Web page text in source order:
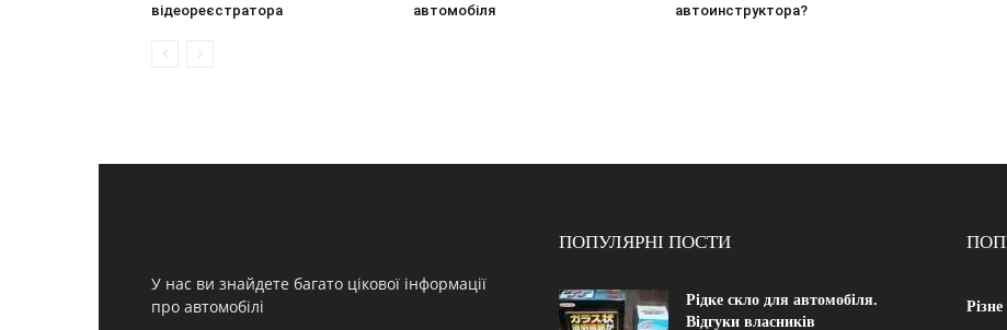
відеореєстратора
автомобіля
автоинструктора?
У нас ви знайдете багато цікової інформації
про автомобілі
ПОПУЛЯРНІ ПОСТИ
Рідке скло для автомобіля.
Відгуки власників
Різне